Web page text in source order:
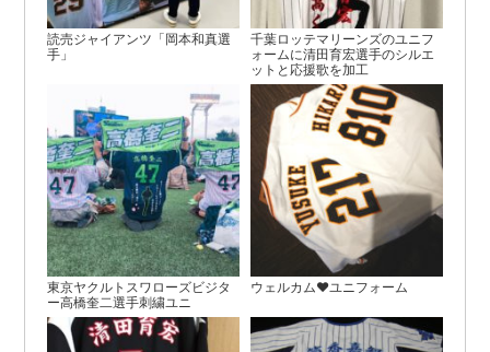
読売ジャイアンツ「岡本和真選
手」
千葉ロッテマリーンズのユニフ
ォームに清田育宏選手のシルエ
ットと応援歌を加工
東京ヤクルトスワローズビジタ
ー高橋奎二選手刺繍ユニ
ウェルカム♥ユニフォーム